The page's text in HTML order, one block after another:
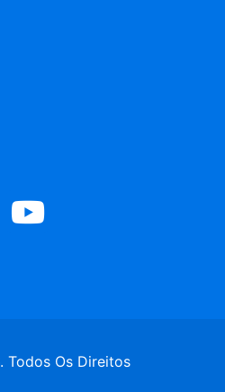
. Todos Os Direitos